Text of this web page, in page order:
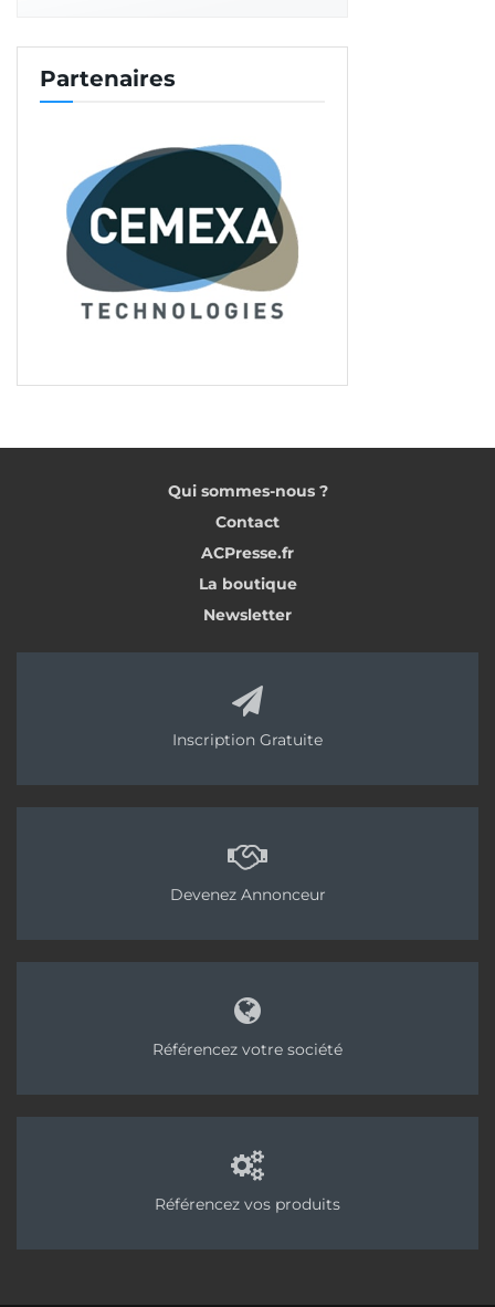
Partenaires
Qui sommes-nous ?
Contact
ACPresse.fr
La boutique
Newsletter
Inscription Gratuite
Devenez Annonceur
Référencez votre société
Référencez vos produits